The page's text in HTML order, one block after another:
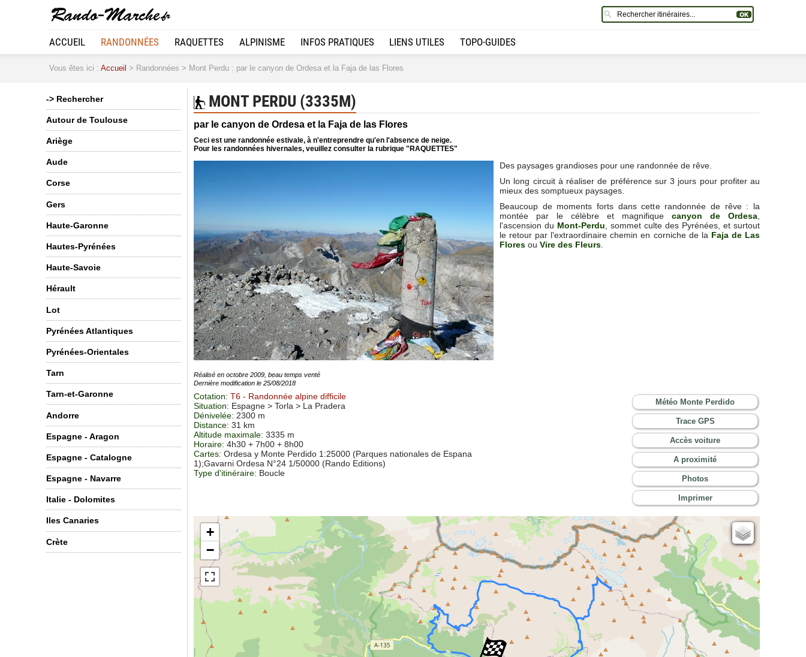
ACCUEIL RANDONNÉES RAQUETTES ALPINISME INFOS PRATIQUES LIENS UTILES TOPO-GUIDES
Vous êtes ici : Accueil > Randonnées > Mont Perdu : par le canyon de Ordesa et la Faja de las Flores
-> Rechercher
Autour de Toulouse
Ariège
Aude
Corse
Gers
Haute-Garonne
Hautes-Pyrénées
Haute-Savoie
Hérault
Lot
Pyrénées Atlantiques
Pyrénées-Orientales
Tarn
Tarn-et-Garonne
Andorre
Espagne - Aragon
Espagne - Catalogne
Espagne - Navarre
Italie - Dolomites
Iles Canaries
Crète
MONT PERDU (3335M)
par le canyon de Ordesa et la Faja de las Flores
Ceci est une randonnée estivale, à n'entreprendre qu'en l'absence de neige.
Pour les randonnées hivernales, veuillez consulter la rubrique "RAQUETTES"
Des paysages grandioses pour une randonnée de rêve.
Un long circuit à réaliser de préférence sur 3 jours pour profiter au
mieux des somptueux paysages.
Beaucoup de moments forts dans cette randonnée de rêve : la
montée par le célèbre et magnifique canyon de Ordesa
l'ascension du Mont-Perdu , sommet culte des Pyrénées, et surtout
le retour par l'extraordinaire chemin en corniche de la Faja de Las
Flores ou Vire des Fleurs
Réalisé en octobre 2009, beau temps venté
Dernière modification le 25/08/2018
Cotation: T6 - Randonnée alpine difficile
Situation: Espagne > Torla > La Pradera
Dénivelée: 2300 m
Distance: 31 km
Altitude maximale: 3335 m
Horaire: 4h30 + 7h00 + 8h00
Cartes: Ordesa y Monte Perdido 1:25000 (Parques nationales de Espana
1);Gavarni Ordesa N°24 1/50000 (Rando Editions)
Type d'itinéraire: Boucle
Météo Monte Perdido
Trace GPS
Accès voiture
A proximité
Photos
Imprimer
+
−
Cartes IGN
Open Topo Map
Open Street Map
ESRI Word Imagery